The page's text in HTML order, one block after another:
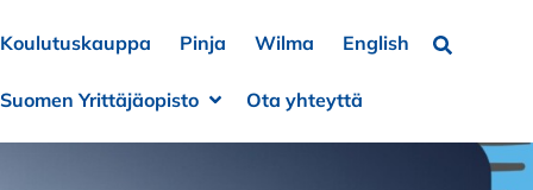
Koulutuskauppa
Pinja Wilma English Hae…
alivalikko
alivalikko
Suomen Yrittäjäopisto
Avaa alivalikko
Sulje alivalikko
Ota yhteyttä